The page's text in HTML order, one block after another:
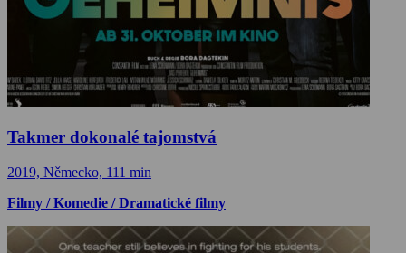
Takmer dokonalé tajomstvá
2019, Německo, 111 min
Filmy / Komedie / Dramatické filmy